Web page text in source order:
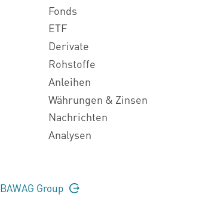
Fonds
ETF
Derivate
Rohstoffe
Anleihen
Währungen & Zinsen
Nachrichten
Analysen
BAWAG Group